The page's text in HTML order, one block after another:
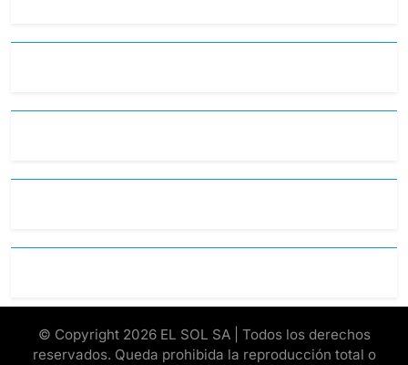
© Copyright 2026 EL SOL SA | Todos los derechos
reservados. Queda prohibida la reproducción total o